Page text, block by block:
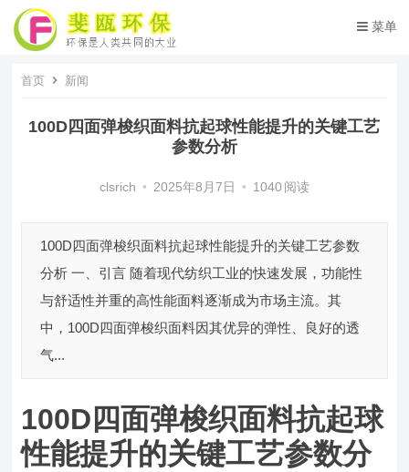
菜单
首页 新闻
100D四面弹梭织面料抗起球性能提升的关键工艺
参数分析
clsrich • 2025年8月7日 • 1040 阅读
100D四面弹梭织面料抗起球性能提升的关键工艺参数
分析 一、引言 随着现代纺织工业的快速发展，功能性
与舒适性并重的高性能面料逐渐成为市场主流。其
中，100D四面弹梭织面料因其优异的弹性、良好的透
气...
100D四面弹梭织面料抗起球
性能提升的关键工艺参数分